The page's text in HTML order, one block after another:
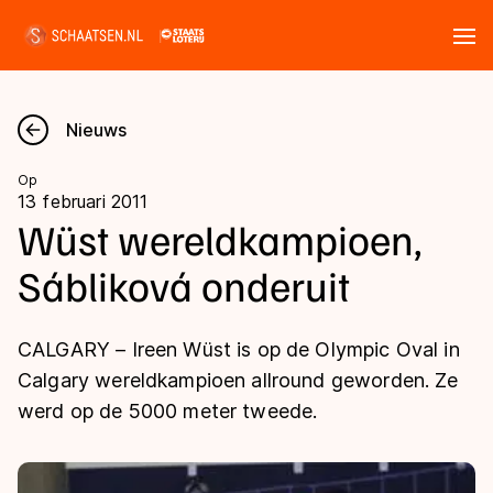
Nieuws
Kalender
Disciplines
Langebaan
Shorttrack
Uitslagen
Langebaan
Tijden & historie
Ranglijsten Langebaan
Nieuws
Op
13 februari 2011
Wüst wereldkampioen,
Sábliková onderuit
CALGARY – Ireen Wüst is op de Olympic Oval in
Calgary wereldkampioen allround geworden. Ze
werd op de 5000 meter tweede.